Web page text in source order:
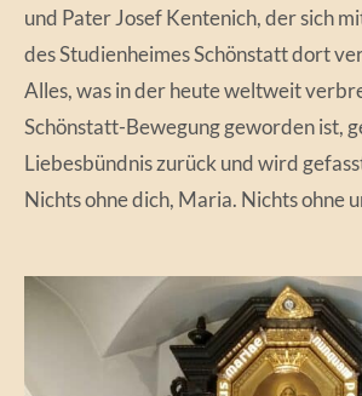
und Pater Josef Kentenich, der sich
des Studienheimes Schönstatt dort
Alles, was in der heute weltweit
Schönstatt-Bewegung geworden ist,
Liebesbündnis zurück und wird
Nichts ohne dich, Maria. Nichts ohne